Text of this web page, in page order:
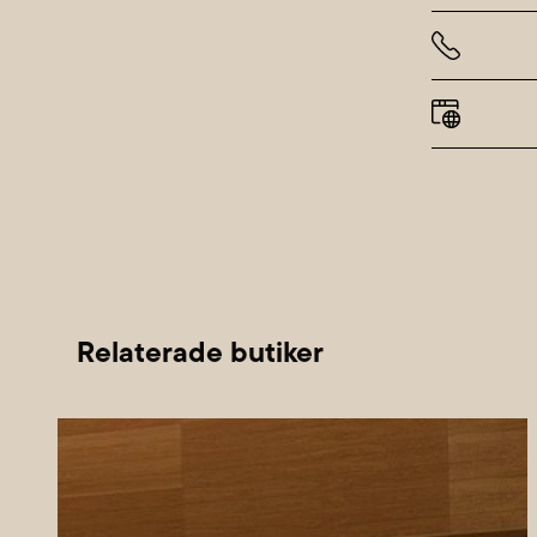
Alla
Relaterade butiker